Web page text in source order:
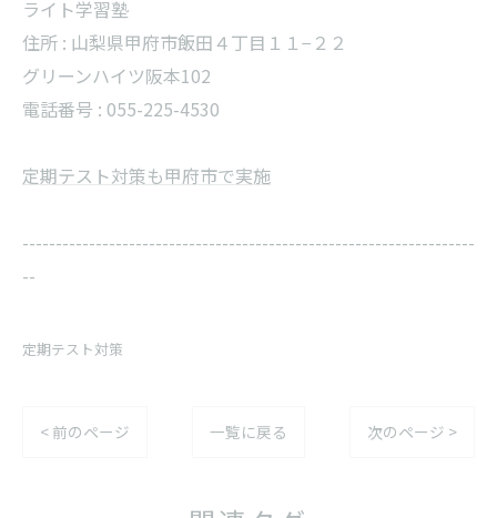
ライト学習塾
住所 : 山梨県甲府市飯田４丁目１１−２２
グリーンハイツ阪本102
電話番号 : 055-225-4530
定期テスト対策も甲府市で実施
--------------------------------------------------------------------
--
定期テスト対策
< 前のページ 一覧に戻る 次のページ >